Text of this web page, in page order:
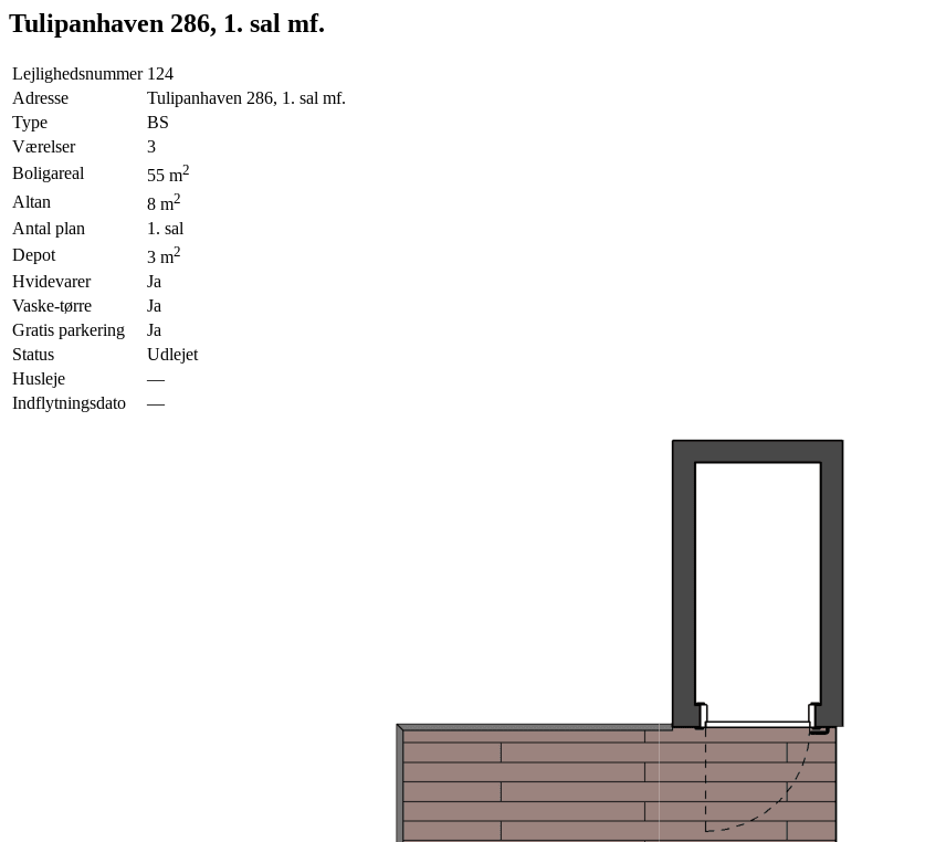
Tulipanhaven 286, 1. sal mf.
Lejlighedsnummer 124
Adresse
Tulipanhaven 286, 1. sal mf.
Type
BS
Værelser
3
Boligareal
55 m2
Altan 8 m2
Antal plan
1. sal
Depot
3 m2
Hvidevarer
Ja
Vaske-tørre
Ja
Gratis parkering
Ja
Status
Udlejet
Husleje
—
Indflytningsdato
—